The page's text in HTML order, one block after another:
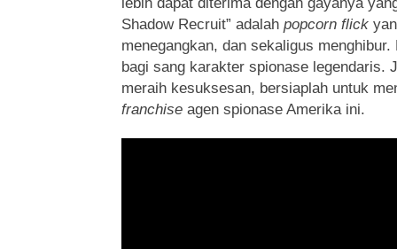
Shadow Recruit” adalah popcorn flick
menegangkan, dan sekaligus
bagi sang karakter spionase legendaris.
meraih kesuksesan, bersiaplah untuk
franchise agen spionase Amerika ini.